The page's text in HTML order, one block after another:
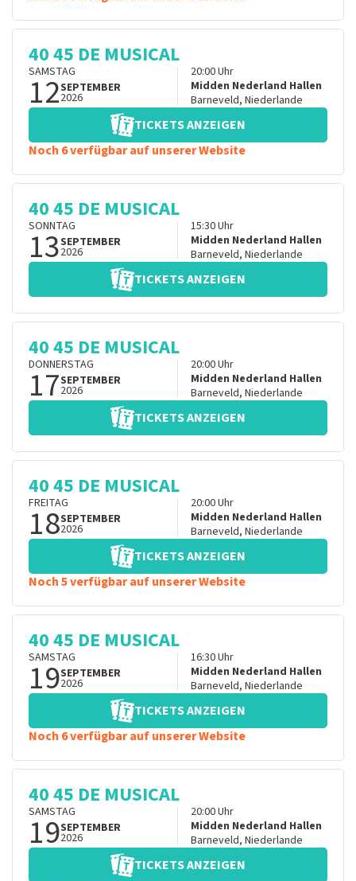
40 45 DE MUSICAL
SAMSTAG
12SEPTEMBER
2026
20:00Uhr
Midden Nederland Hallen
Barneveld, Niederlande
TICKETS ANZEIGEN
Noch 6 verfügbar auf unserer Website
40 45 DE MUSICAL
SONNTAG
13SEPTEMBER
2026
15:30Uhr
Midden Nederland Hallen
Barneveld, Niederlande
TICKETS ANZEIGEN
40 45 DE MUSICAL
DONNERSTAG
17SEPTEMBER
2026
20:00Uhr
Midden Nederland Hallen
Barneveld, Niederlande
TICKETS ANZEIGEN
40 45 DE MUSICAL
FREITAG
18SEPTEMBER
2026
20:00Uhr
Midden Nederland Hallen
Barneveld, Niederlande
TICKETS ANZEIGEN
Noch 5 verfügbar auf unserer Website
40 45 DE MUSICAL
SAMSTAG
19SEPTEMBER
2026
16:30Uhr
Midden Nederland Hallen
Barneveld, Niederlande
TICKETS ANZEIGEN
Noch 6 verfügbar auf unserer Website
40 45 DE MUSICAL
SAMSTAG
19SEPTEMBER
2026
20:00Uhr
Midden Nederland Hallen
Barneveld, Niederlande
TICKETS ANZEIGEN